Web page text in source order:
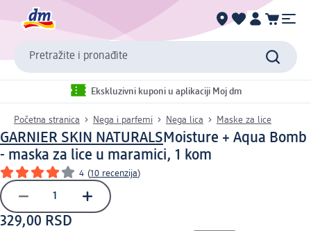
Pretražite i pronađite
Ekskluzivni kuponi u aplikaciji Moj dm
Početna stranica Nega i parfemi Nega lica Maske za lice
GARNIER SKIN NATURALSMoisture + Aqua Bomb
- maska za lice u maramici, 1 kom
4 (10 recenzija)
329,00 RSD